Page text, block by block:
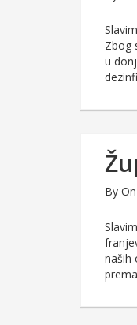
Zbog
u
By
naših